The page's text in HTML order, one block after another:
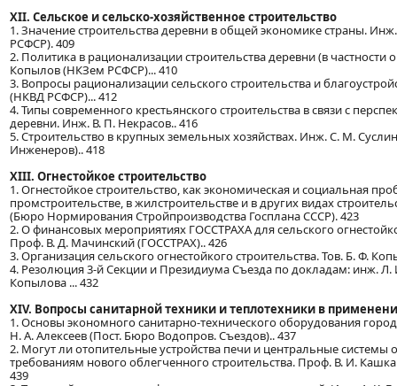
XII. Сельское и сельско-хозяйственное строительство
1. Значение строительства деревни в общей экономике страны.
РСФСР). 409
2. Политика в рационализации строительства деревни (в частности
Копылов (НКЗем РСФСР)... 410
3. Вопросы рационализации сельского строительства и
(НКВД РСФСР)... 412
4. Типы современного крестьянского строительства в связи с
деревни. Инж. В. П. Некрасов.. 416
5. Строительство в крупных земельных хозяйствах. Инж. С. М.
Инженеров).. 418
XIII. Огнестойкое строительство
1. Огнестойкое строительство, как экономическая и социальная
промстроительстве, в жилстроительстве и в других видах
(Бюро Нормирования Стройпроизводства Госплана СССР). 423
2. О финансовых мероприятиях ГОССТРАХА для сельского
Проф. В. Д. Мачинский (ГОССТРАХ).. 426
3. Организация сельского огнестойкого строительства. Тов. Б. Ф.
4. Резолюция 3-й Секции и Президиума Съезда по докладам: инж. Л.
Копылова ... 432
XIV. Вопросы санитарной техники и теплотехники в
1. Основы экономного санитарно-технического оборудования
Н. А. Алексеев (Пост. Бюро Водопров. Съездов).. 437
2. Могут ли отопительные устройства печи и центральные системы
требованиям нового облегченного строительства. Проф. В. И.
439